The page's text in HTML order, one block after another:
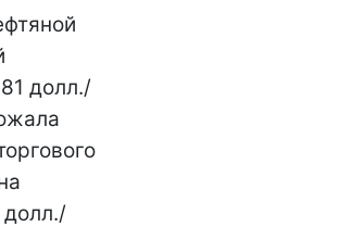
долл./
долл./